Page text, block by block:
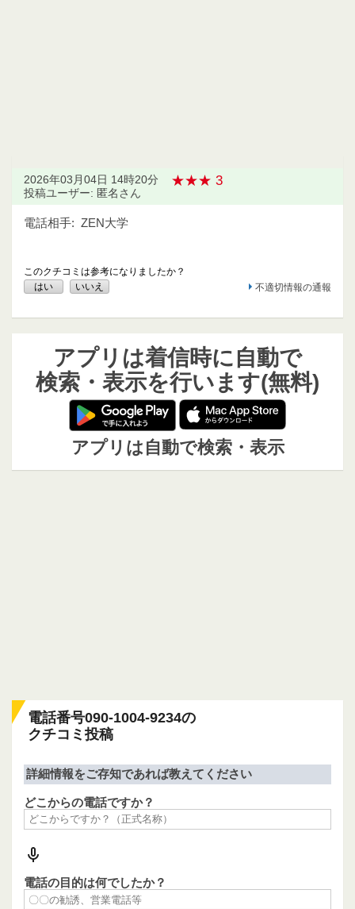
2026年03月04日 14時20分 ★★★ 3
投稿ユーザー: 匿名さん
電話相手: ZEN大学
このクチコミは参考になりましたか？
はい
いいえ 不適切情報の通報
アプリは着信時に自動で
検索・表示を行います(無料)
アプリは自動で検索・表示
電話番号090-1004-9234の
クチコミ投稿
詳細情報をご存知であれば教えてください
どこからの電話ですか？
電話の目的は何でしたか？